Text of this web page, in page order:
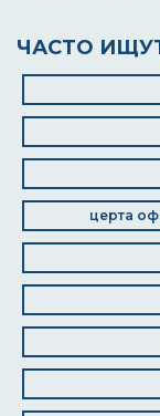
ЧАСТО
церта